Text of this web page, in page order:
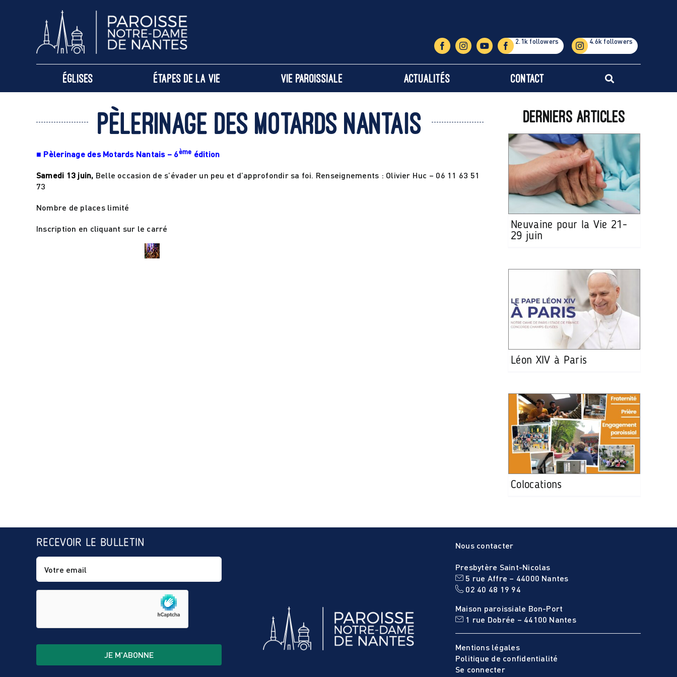
Églises Étapes de la vie Vie paroissiale Actualités Contact
pèlerinage des motards nantais
■ Pèlerinage des Motards Nantais – 6ème édition
Samedi 13 juin, Belle occasion de s’évader un peu et d’approfondir sa foi. Renseignements : Olivier Huc – 06 11 63 51
73
Nombre de places limité
Inscription en cliquant sur le carré
Derniers articles
Neuvaine pour la Vie 21-
29 juin
Léon XIV à Paris
Colocations
RECEVOIR LE BULLETIN Nous contacter
Presbytère Saint-Nicolas
5 rue Affre – 44000 Nantes
02 40 48 19 94
Maison paroissiale Bon-Port
1 rue Dobrée – 44100 Nantes
Mentions légales
Politique de confidentialité
Se connecter